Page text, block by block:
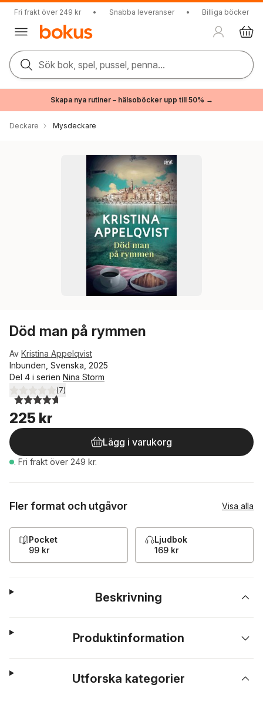
Fri frakt över 249 kr • Snabba leveranser • Billiga böcker
Sök bok, spel, pussel, penna...
Skapa nya rutiner – hälsoböcker upp till 50% →
Deckare Mysdeckare
Död man på rymmen
Av Kristina Appelqvist
Inbunden, Svenska, 2025
Del 4 i serien Nina Storm
4,7utav 5 stjärnor. Totalt antal röster:
(7)
225 kr
Lägg i varukorg
. Fri frakt över 249 kr.
Fler format och utgåvor Visa alla
Pocket
99 kr
Ljudbok
169 kr
Beskrivning
Produktinformation
Utforska kategorier